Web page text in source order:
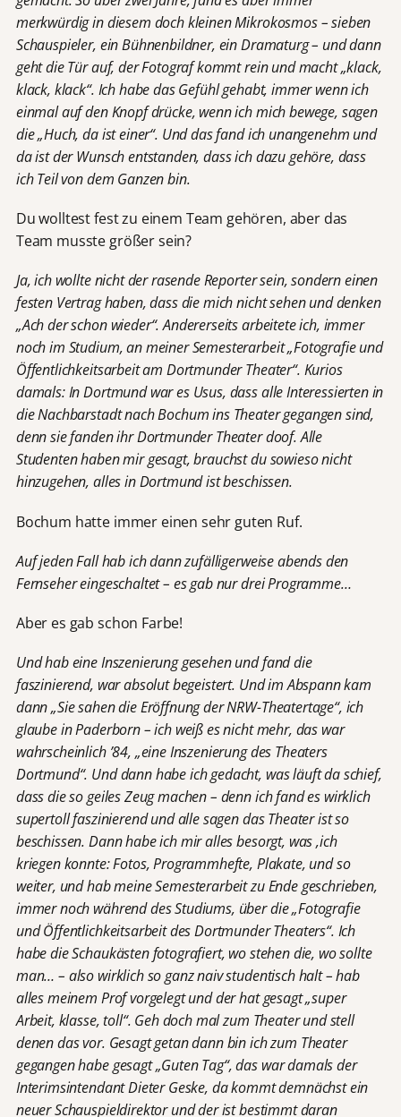
merkwürdig in diesem doch kleinen Mikrokosmos – sieben
Schauspieler, ein Bühnenbildner, ein Dramaturg – und dann
geht die Tür auf, der Fotograf kommt rein und macht „klack,
klack, klack“. Ich habe das Gefühl gehabt, immer wenn ich
einmal auf den Knopf drücke, wenn ich mich bewege, sagen
die „Huch, da ist einer“. Und das fand ich unangenehm und
da ist der Wunsch entstanden, dass ich dazu gehöre, dass
ich Teil von dem Ganzen bin.
Du wolltest fest zu einem Team gehören, aber das
Team musste größer sein?
Ja, ich wollte nicht der rasende Reporter sein, sondern einen
festen Vertrag haben, dass die mich nicht sehen und denken
„Ach der schon wieder“. Andererseits arbeitete ich, immer
noch im Studium, an meiner Semesterarbeit „Fotografie und
Öffentlichkeitsarbeit am Dortmunder Theater“. Kurios
damals: In Dortmund war es Usus, dass alle Interessierten in
die Nachbarstadt nach Bochum ins Theater gegangen sind,
denn sie fanden ihr Dortmunder Theater doof. Alle
Studenten haben mir gesagt, brauchst du sowieso nicht
hinzugehen, alles in Dortmund ist beschissen.
Bochum hatte immer einen sehr guten Ruf.
Auf jeden Fall hab ich dann zufälligerweise abends den
Fernseher eingeschaltet – es gab nur drei Programme…
Aber es gab schon Farbe!
Und hab eine Inszenierung gesehen und fand die
faszinierend, war absolut begeistert. Und im Abspann kam
dann „Sie sahen die Eröffnung der NRW-Theatertage“, ich
glaube in Paderborn – ich weiß es nicht mehr, das war
wahrscheinlich ’84, „eine Inszenierung des Theaters
Dortmund“. Und dann habe ich gedacht, was läuft da schief,
dass die so geiles Zeug machen – denn ich fand es wirklich
supertoll faszinierend und alle sagen das Theater ist so
beschissen. Dann habe ich mir alles besorgt, was ,ich
kriegen konnte: Fotos, Programmhefte, Plakate, und so
weiter, und hab meine Semesterarbeit zu Ende geschrieben,
immer noch während des Studiums, über die „Fotografie
und Öffentlichkeitsarbeit des Dortmunder Theaters“. Ich
habe die Schaukästen fotografiert, wo stehen die, wo sollte
man… – also wirklich so ganz naiv studentisch halt – hab
alles meinem Prof vorgelegt und der hat gesagt „super
Arbeit, klasse, toll“. Geh doch mal zum Theater und stell
denen das vor. Gesagt getan dann bin ich zum Theater
gegangen habe gesagt „Guten Tag“, das war damals der
Interimsintendant Dieter Geske, da kommt demnächst ein
neuer Schauspieldirektor und der ist bestimmt daran